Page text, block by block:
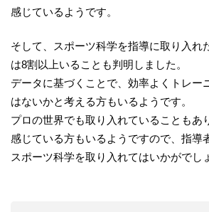
感じているようです。
そして、スポーツ科学を指導に取り入れ
は8割以上いることも判明しました。
データに基づくことで、効率よくトレー
はないかと考える方もいるようです。
プロの世界でも取り入れていることもあ
感じている方もいるようですので、指導
スポーツ科学を取り入れてはいかがでし